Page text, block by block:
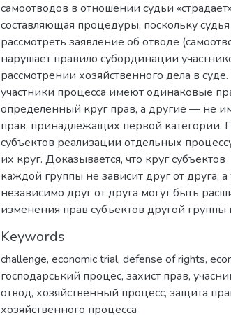
самоотводов в отношении судьи
составляющая процедуры, поскольку
рассмотреть заявление об отводе
нарушает правило субординации
рассмотрении хозяйственного дела в
участники процесса имеют одинаковые
определенный круг прав, а другие — не
прав, принадлежащих первой категории.
субъектов реализации отдельных
их круг. Доказывается, что круг субъектов
каждой группы не зависит друг от друга,
независимо друг от друга могут быть
изменения прав субъектов другой
Keywords
challenge, economic trial, defense of rights,
господарський процес, захист прав,
отвод, хозяйственный процесс, защита
хозяйственного процесса